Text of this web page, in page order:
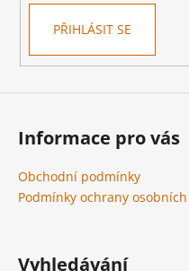
PŘIHLÁSIT SE
Informace pro vás
Obchodní podmínky
Podmínky ochrany
Vyhledávání